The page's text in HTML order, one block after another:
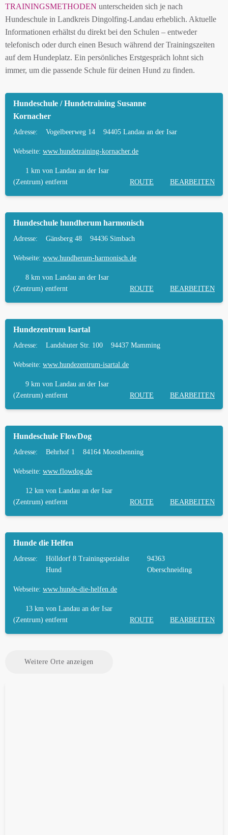
ISAR UND UMGEBUNG
LANDAU AN DER ISAR
HUNDEFREUNDLICHE ORTE UND
FREILAUFFLÄCHEN IN LANDAU AN DER ISAR
LANDKREIS DINGOLFING-LANDAU – ONLINE-
TEST
HUNDEPLATZ MIETEN FÜR EINEN SICHEREN
FREILAUF
HÄUFIGE FRAGEN ZUR HUNDESCHULE IN
LANDAU AN DER ISAR
TIERARZT UND NOTFALLTIERARZT IN
LANDAU AN DER ISAR
TRAININGSMETHODEN unterscheiden sich je nach
Hundeschule in Landkreis Dingolfing-Landau erheblich. Aktuelle
Informationen erhältst du direkt bei den Schulen – entweder
telefonisch oder durch einen Besuch während der Trainingszeiten
auf dem Hundeplatz. Ein persönliches Erstgespräch lohnt sich
immer, um die passende Schule für deinen Hund zu finden.
Hundeschule / Hundetraining Susanne
Kornacher
Adresse: Vogelbeerweg 14 94405 Landau an der Isar
Webseite: www.hundetraining-kornacher.de
1 km von Landau an der Isar
(Zentrum) entfernt
ROUTE BEARBEITEN
Hundeschule hundherum harmonisch
Adresse: Gänsberg 48 94436 Simbach
Webseite: www.hundherum-harmonisch.de
8 km von Landau an der Isar
(Zentrum) entfernt
ROUTE BEARBEITEN
Hundezentrum Isartal
Adresse: Landshuter Str. 100 94437 Mamming
Webseite: www.hundezentrum-isartal.de
9 km von Landau an der Isar
(Zentrum) entfernt
ROUTE BEARBEITEN
Hundeschule FlowDog
Adresse: Behrhof 1 84164 Moosthenning
Webseite: www.flowdog.de
12 km von Landau an der Isar
(Zentrum) entfernt
ROUTE BEARBEITEN
Hunde die Helfen
Adresse:
Hölldorf 8 Trainingspezialist
Hund
94363
Oberschneiding
Webseite: www.hunde-die-helfen.de
13 km von Landau an der Isar
(Zentrum) entfernt
ROUTE BEARBEITEN
Weitere Orte anzeigen